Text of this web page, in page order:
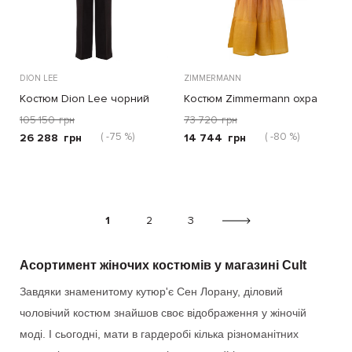
DION LEE
Костюм Dion Lee чорний
105 150 грн
26 288 грн ( -75 %)
ZIMMERMANN
Костюм Zimmermann охра
73 720 грн
14 744 грн ( -80 %)
1 2 3
Асортимент жіночих костюмів у магазині Cult
Завдяки знаменитому кутюр'є Сен Лорану, діловий
чоловічий костюм знайшов своє відображення у жіночій
моді. І сьогодні, мати в гардеробі кілька різноманітних